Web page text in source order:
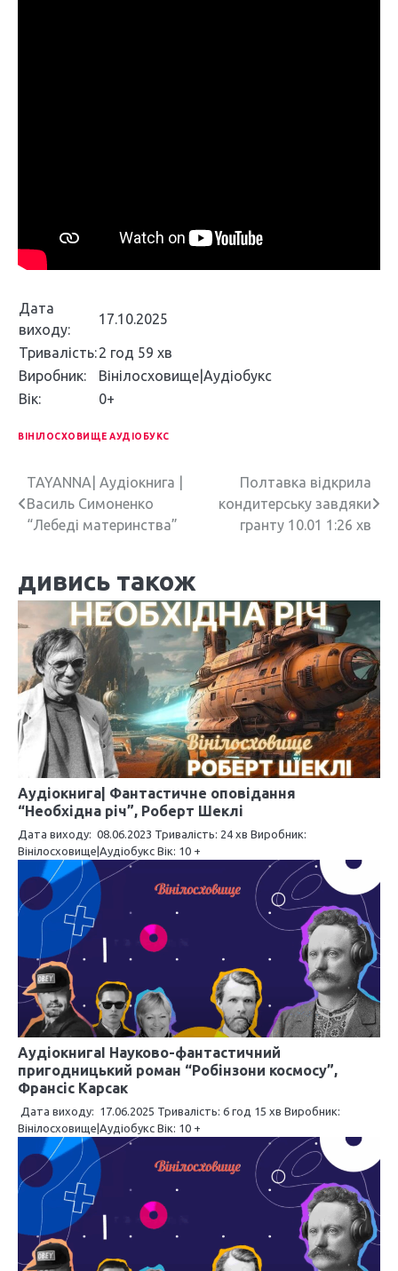
Дата
виходу:
17.10.2025
Тривалість:2 год 59 хв
Виробник:
Вінілосховище|Аудіобукс
Вік:
0+
ВІНІЛОСХОВИЩЕ АУДІОБУКС
Н
а
і
г
а
ц
і
я
а
п
с
в
TAYANNA| Аудіокнига |
Василь Симоненко
“Лебеді материнства”
Полтавка відкрила
кондитерську завдяки
гранту 10.01 1:26 хв
дивись також
Аудіокнига| Фантастичне оповідання
“Необхідна річ”, Роберт Шеклі
Дата виходу: 08.06.2023 Тривалість: 24 хв Виробник:
Вінілосховище|Аудіобукс Вік: 10 +
АудіокнигаI Науково-фантастичний
пригодницький роман “Робінзони космосу”,
Франсіс Карсак
Дата виходу: 17.06.2025 Тривалість: 6 год 15 хв Виробник:
Вінілосховище|Аудіобукс Вік: 10 +